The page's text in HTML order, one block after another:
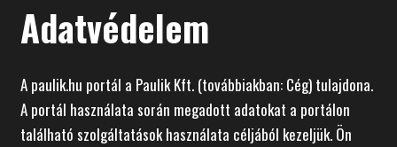
Adatvédelem
A paulik.hu portál a Paulik Kft. (továbbiakban: Cég) tulajdona.
A portál használata során megadott adatokat a portálon
található szolgáltatások használata céljából kezeljük. Ön